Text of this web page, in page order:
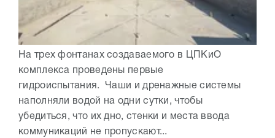
На трех фонтанах создаваемого в ЦПКиО
комплекса проведены первые
гидроиспытания. Чаши и дренажные системы
наполняли водой на одни сутки, чтобы
убедиться, что их дно, стенки и места ввода
коммуникаций не пропускают...